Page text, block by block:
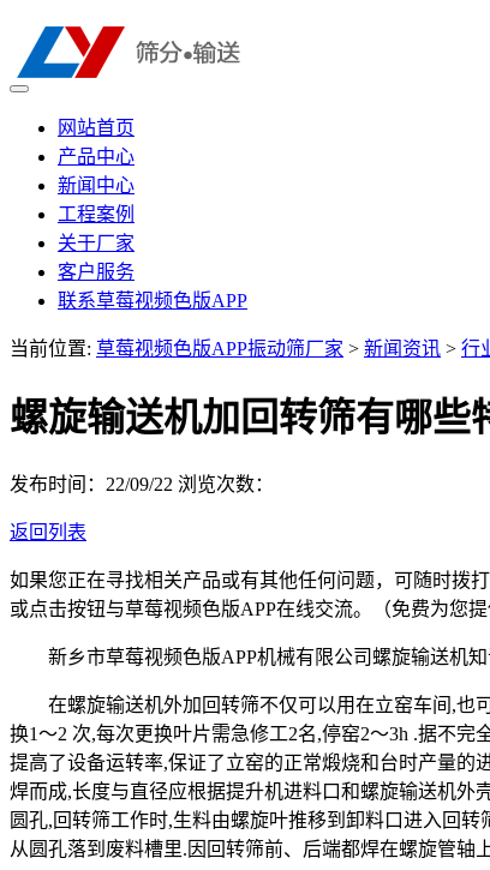
网站首页
产品中心
新闻中心
工程案例
关于厂家
客户服务
联系草莓视频色版APP
当前位置: 草莓视频色版APP振动筛厂家 > 新闻资讯 > 行
螺旋输送机加回转筛有哪些
发布时间：22/09/22 浏览次数：
返回列表
如果您正在寻找相关产品或有其他任何问题，可随时拨打
或点击按钮与草莓视频色版APP在线交流。（免费为您提
新乡市草莓视频色版APP机械有限公司螺旋输送机知
在螺旋输送机外加回转筛不仅可以用在立窑车间,也可
换1～2 次,每次更换叶片需急修工2名,停窑2～3h .据不
提高了设备运转率,保证了立窑的正常煅烧和台时产量的
焊而成,长度与直径应根据提升机进料口和螺旋输送机外
圆孔,回转筛工作时,生料由螺旋叶推移到卸料口进入回
从圆孔落到废料槽里.因回转筛前、后端都焊在螺旋管轴